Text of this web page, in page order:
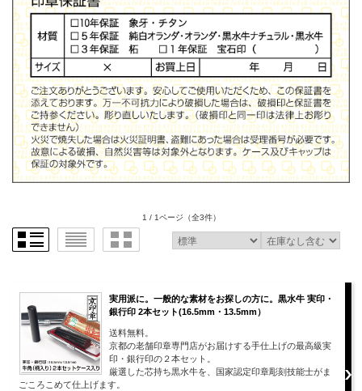
1 / 1ページ （全3件）
実用派に。一般的な素材をお探しの方に。黒水牛 実印・
銀行印 2本セット(16.5mm・13.5mm）
送料無料。
京都の老舗印章専門店がお届けする手仕上げの最高級実
印・銀行印の２本セット。
厳選した芯持ち黒水牛を、国家認定印章彫刻技能士がま
ごころこめて仕上げます。